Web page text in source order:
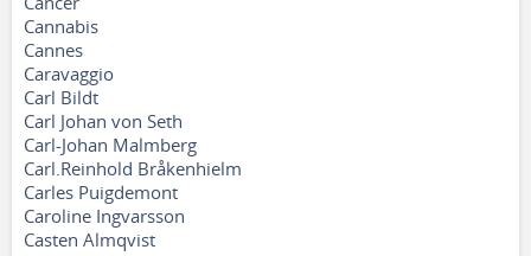
Cannabis
Cannes
Caravaggio
Carl Bildt
Carl Johan von Seth
Carl-Johan Malmberg
Carl.Reinhold Bråkenhielm
Carles Puigdemont
Caroline Ingvarsson
Casten Almqvist